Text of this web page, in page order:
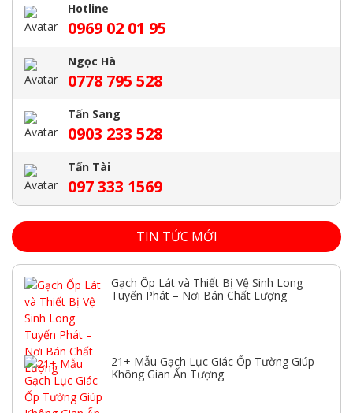
Hotline
0969 02 01 95
Ngọc Hà
0778 795 528
Tấn Sang
0903 233 528
Tấn Tài
097 333 1569
TIN TỨC MỚI
Gạch Ốp Lát và Thiết Bị Vệ Sinh Long
Tuyến Phát – Nơi Bán Chất Lượng
21+ Mẫu Gạch Lục Giác Ốp Tường Giúp
Không Gian Ấn Tượng